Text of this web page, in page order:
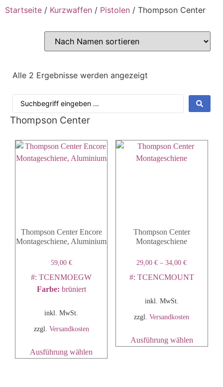
Startseite / Kurzwaffen / Pistolen / Thompson Center
Alle 2 Ergebnisse werden angezeigt
Thompson Center
Thompson Center Encore
Montageschiene, Aluminium
59,00 €
#: TCENMOEGW
Farbe: brüniert
inkl. MwSt.
zzgl. Versandkosten
Ausführung wählen
Thompson Center
Montageschiene
29,00€ –34,00€
#: TCENCMOUNT
inkl. MwSt.
zzgl.Versandkosten
Ausführung wählen